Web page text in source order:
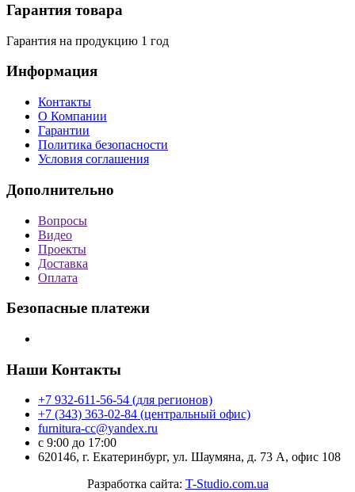
Гарантия товара
Гарантия на продукцию 1 год
Информация
Контакты
О Компании
Гарантии
Политика безопасности
Условия соглашения
Дополнительно
Вопросы
Видео
Проекты
Доставка
Оплата
Безопасные платежи
Наши Контакты
+7 932-611-56-54 (для регионов)
+7 (343) 363-02-84 (центральный офис)
furnitura-cc@yandex.ru
с 9:00 до 17:00
620146, г. Екатеринбург, ул. Шаумяна, д. 73 А, офис 108
Разработка сайта: T-Studio.com.ua